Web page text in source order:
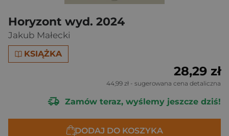
Horyzont wyd. 2024
Jakub Małecki
KSIĄŻKA
28,29 zł
44,99 zł - sugerowana cena detaliczna
Zamów teraz, wyślemy jeszcze dziś!
DODAJ DO KOSZYKA